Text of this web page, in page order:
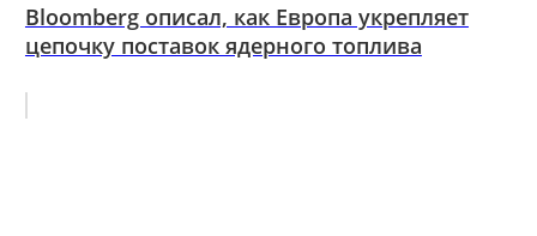
Bloomberg описал, как Европа укрепляет
цепочку поставок ядерного топлива